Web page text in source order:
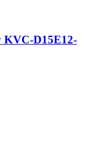
KVC-D15E12-